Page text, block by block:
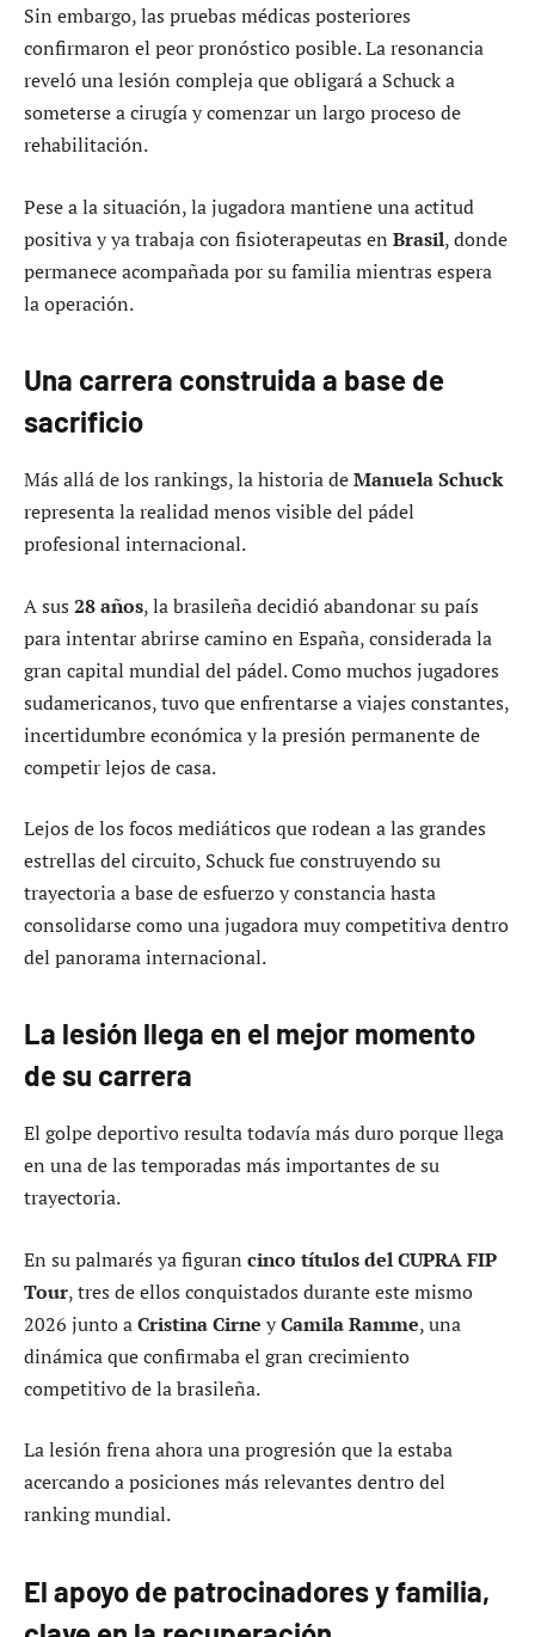
Sin embargo, las pruebas médicas posteriores
confirmaron el peor pronóstico posible. La resonancia
reveló una lesión compleja que obligará a Schuck a
someterse a cirugía y comenzar un largo proceso de
rehabilitación.
Pese a la situación, la jugadora mantiene una actitud
positiva y ya trabaja con fisioterapeutas en Brasil, donde
permanece acompañada por su familia mientras espera
la operación.
Una carrera construida a base de
sacrificio
Más allá de los rankings, la historia deManuela Schuck
representa la realidad menos visible del pádel
profesional internacional.
A sus 28 años, la brasileña decidió abandonar su país
para intentar abrirse camino en España, considerada la
gran capital mundial del pádel. Como muchos jugadores
sudamericanos, tuvo que enfrentarse a viajes constantes,
incertidumbre económica y la presión permanente de
competir lejos de casa.
Lejos de los focos mediáticos que rodean a las grandes
estrellas del circuito, Schuck fue construyendo su
trayectoria a base de esfuerzo y constancia hasta
consolidarse como una jugadora muy competitiva dentro
del panorama internacional.
La lesión llega en el mejor momento
de su carrera
El golpe deportivo resulta todavía más duro porque llega
en una de las temporadas más importantes de su
trayectoria.
En su palmarés ya figuran cinco títulos del CUPRA FIP
Tour, tres de ellos conquistados durante este mismo
2026 junto aCristina Cirne yCamila Ramme, una
dinámica que confirmaba el gran crecimiento
competitivo de la brasileña.
La lesión frena ahora una progresión que la estaba
acercando a posiciones más relevantes dentro del
ranking mundial.
El apoyo de patrocinadores y familia,